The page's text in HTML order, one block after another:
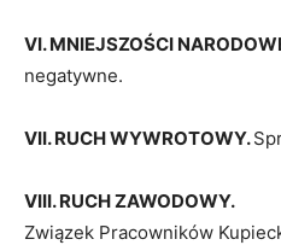
VI. MNIEJSZOŚCI
negatywne.
VII. RUCH WYWROTOWY.
VIII. RUCH ZAWODOWY.
Związek Pracowników